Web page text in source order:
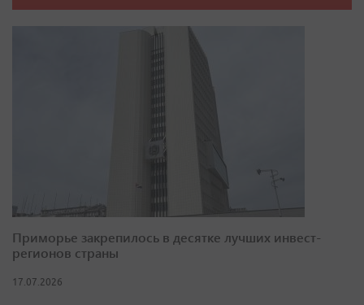
Приморье закрепилось в десятке лучших инвест-
регионов страны
17.07.2026